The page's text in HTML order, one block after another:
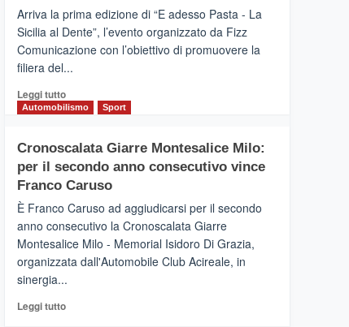
Il
Borgo
del
tour
tra
vicoli
medievali
Arriva la prima edizione di “E adesso Pasta - La
Sicilia al Dente”, l’evento organizzato da Fizz
Comunicazione con l’obiettivo di promuovere la
filiera del...
Leggi tuttoLeggi
di
Mondello
(Palermo)
–
adesso
Pasta
–
La
Dente”,
Automobilismo Sport
Cronoscalata Giarre Montesalice Milo:
per il secondo anno consecutivo vince
Franco Caruso
È Franco Caruso ad aggiudicarsi per il secondo
anno consecutivo la Cronoscalata Giarre
Montesalice Milo - Memorial Isidoro Di Grazia,
organizzata dall'Automobile Club Acireale, in
sinergia...
Leggi tuttoLeggi